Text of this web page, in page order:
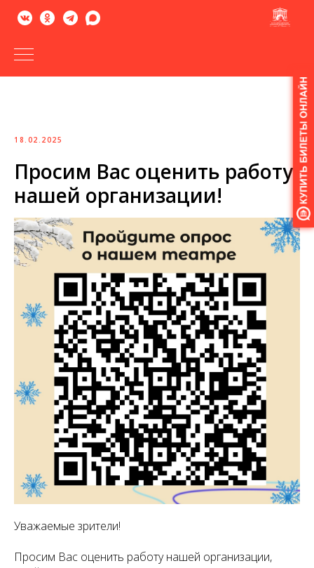
Версия
18.02.2025
Просим Вас оценить работу
нашей организации!
Уважаемые зрители!
Просим Вас оценить работу нашей организации,